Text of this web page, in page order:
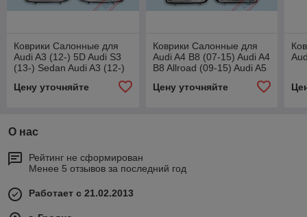
Коврики Салонные для
Audi A3 (12-) 5D Audi S3
(13-) Sedan Audi A3 (12-)
(12-)
Цену уточняйте
Коврики Салонные для
Audi A4 B8 (07-15) Audi A4
B8 Allroad (09-15) Audi A5
Цену уточняйте
О нас
Рейтинг не сформирован
Менее 5 отзывов за последний год
Работает с 21.02.2013